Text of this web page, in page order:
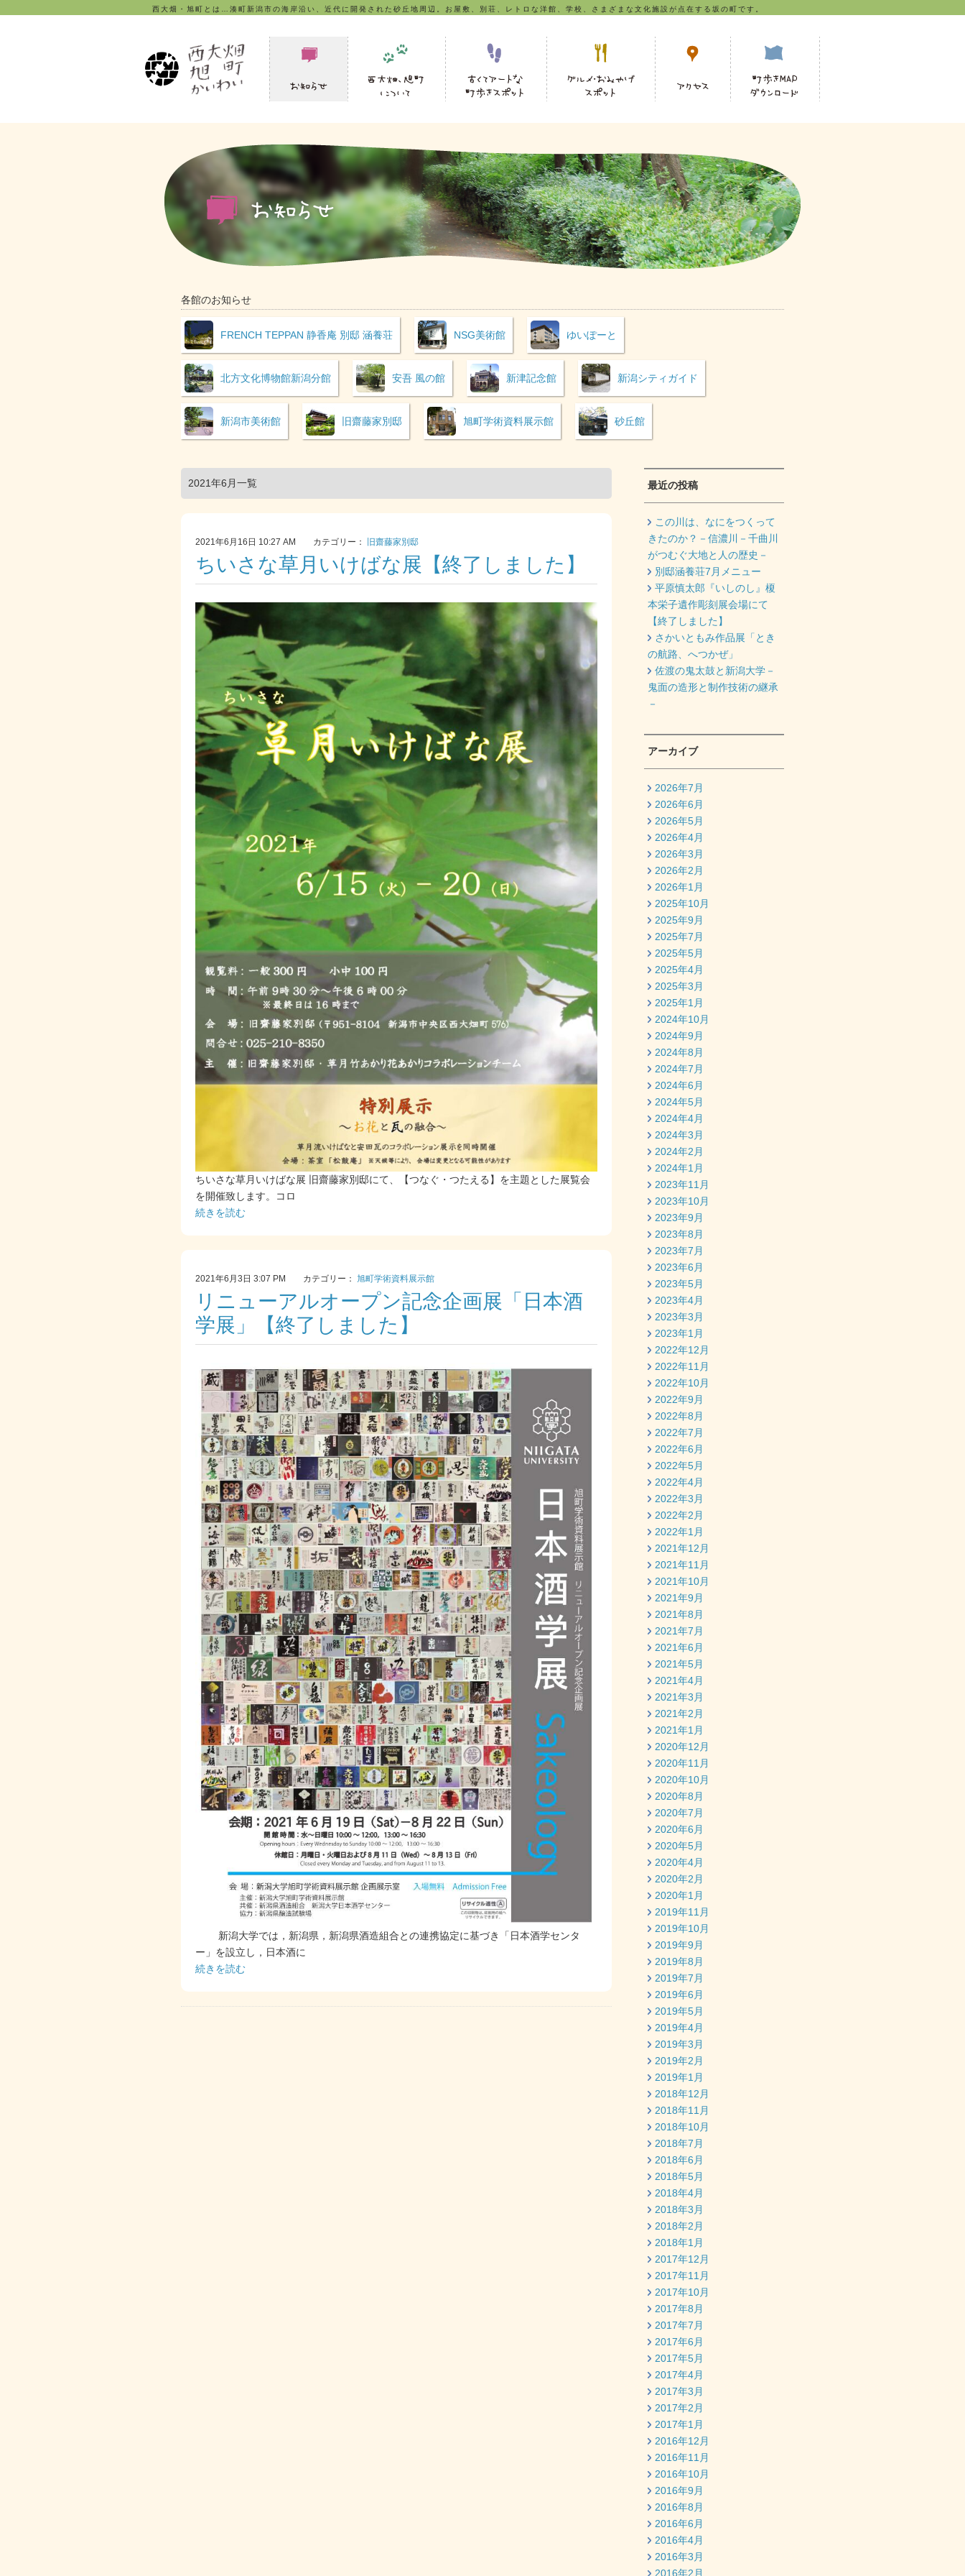
西大畑・旭町とは…湊町新潟市の海岸沿い、近代に開発された砂丘地周辺。お屋敷、別荘、レトロな洋館、学校、さまざまな文化施設が点在する坂の町です。
各館のお知らせ
FRENCH TEPPAN 静香庵 別邸 涵養荘 NSG美術館 ゆいぽーと
北方文化博物館新潟分館 安吾 風の館 新津記念館 新潟シティガイド
新潟市美術館 旧齋藤家別邸 旭町学術資料展示館 砂丘館
2021年6月一覧
2021年6月16日 10:27 AM カテゴリー： 旧齋藤家別邸
ちいさな草月いけばな展【終了しました】
ちいさな草月いけばな展 旧齋藤家別邸にて、【つなぐ・つたえる】を主題とした展覧会
を開催致します。コロ
続きを読む
2021年6月3日 3:07 PM カテゴリー： 旭町学術資料展示館
リニューアルオープン記念企画展「日本酒
学展」【終了しました】
新潟大学では，新潟県，新潟県酒造組合との連携協定に基づき「日本酒学センタ
ー」を設立し，日本酒に
続きを読む
最近の投稿
この川は、なにをつくって
きたのか？－信濃川－千曲川
がつむぐ大地と人の歴史－
別邸涵養荘7月メニュー
平原慎太郎『いしのし』榎
本栄子遺作彫刻展会場にて
【終了しました】
さかいともみ作品展「とき
の航路、へつかぜ」
佐渡の鬼太鼓と新潟大学－
鬼面の造形と制作技術の継承
－
アーカイブ
2026年7月
2026年6月
2026年5月
2026年4月
2026年3月
2026年2月
2026年1月
2025年10月
2025年9月
2025年7月
2025年5月
2025年4月
2025年3月
2025年1月
2024年10月
2024年9月
2024年8月
2024年7月
2024年6月
2024年5月
2024年4月
2024年3月
2024年2月
2024年1月
2023年11月
2023年10月
2023年9月
2023年8月
2023年7月
2023年6月
2023年5月
2023年4月
2023年3月
2023年1月
2022年12月
2022年11月
2022年10月
2022年9月
2022年8月
2022年7月
2022年6月
2022年5月
2022年4月
2022年3月
2022年2月
2022年1月
2021年12月
2021年11月
2021年10月
2021年9月
2021年8月
2021年7月
2021年6月
2021年5月
2021年4月
2021年3月
2021年2月
2021年1月
2020年12月
2020年11月
2020年10月
2020年8月
2020年7月
2020年6月
2020年5月
2020年4月
2020年2月
2020年1月
2019年11月
2019年10月
2019年9月
2019年8月
2019年7月
2019年6月
2019年5月
2019年4月
2019年3月
2019年2月
2019年1月
2018年12月
2018年11月
2018年10月
2018年7月
2018年6月
2018年5月
2018年4月
2018年3月
2018年2月
2018年1月
2017年12月
2017年11月
2017年10月
2017年8月
2017年7月
2017年6月
2017年5月
2017年4月
2017年3月
2017年2月
2017年1月
2016年12月
2016年11月
2016年10月
2016年9月
2016年8月
2016年6月
2016年4月
2016年3月
2016年2月